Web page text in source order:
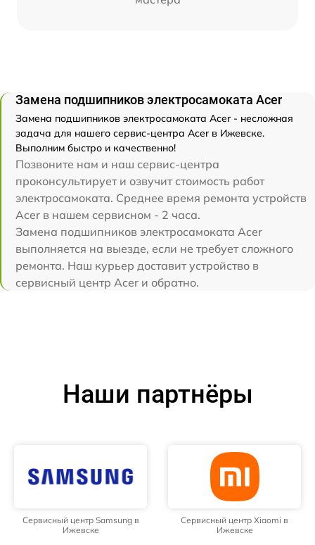
Замена подшипников электросамоката Acer
Замена подшипников электросамоката Acer - несложная
задача для нашего сервис-центра Acer в Ижевске.
Выполним быстро и качественно!
Позвоните нам и наш сервис-центра
проконсультирует и озвучит стоимость работ
электросамоката. Среднее время ремонта устройств
Acer в нашем сервисном - 2 часа.
Замена подшипников электросамоката Acer
выполняется на выезде, если не требует сложного
ремонта. Наш курьер доставит устройство в
сервисный центр Acer и обратно.
Наши партнёры
Сервисный центр Samsung в
Ижевске
Сервисный центр Xiaomi в
Ижевске